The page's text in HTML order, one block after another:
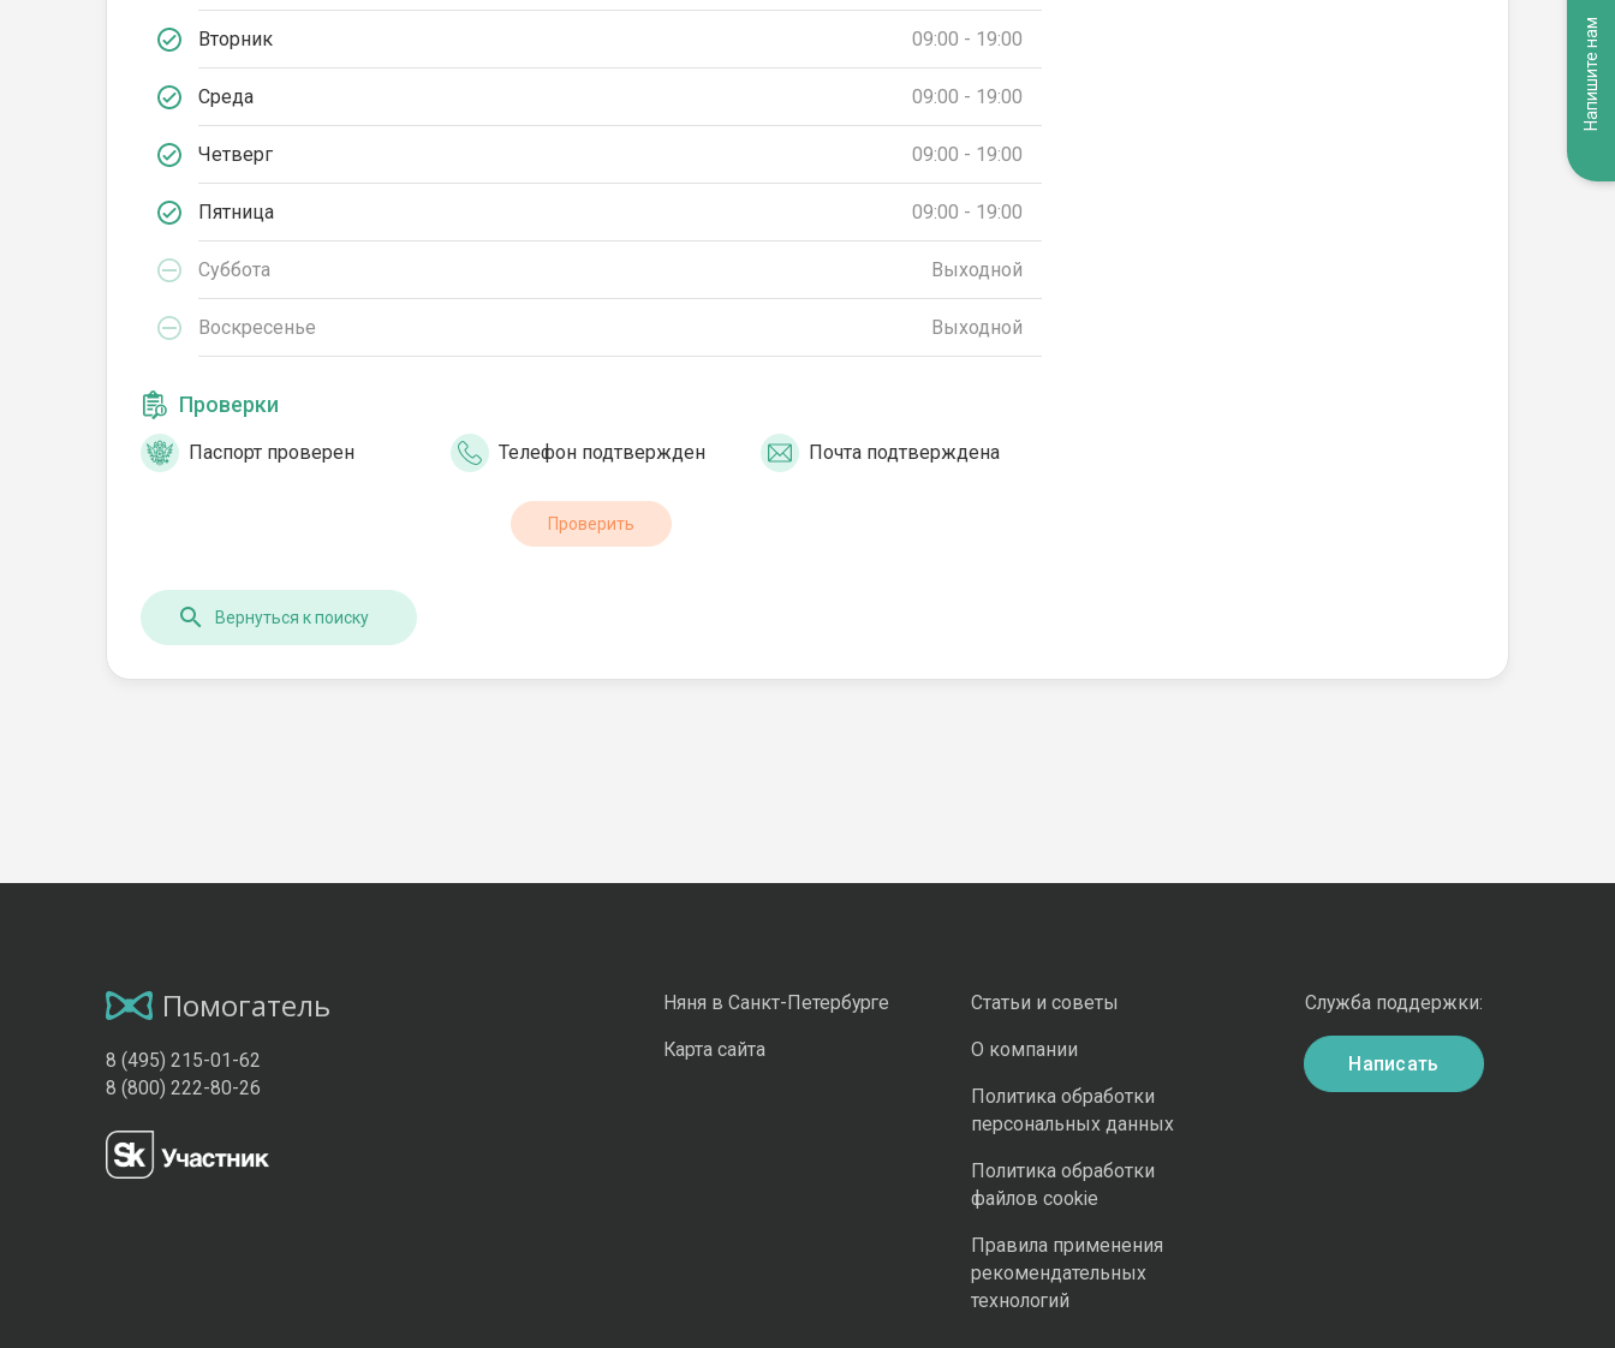
Вторник 09:00 - 19:00
Среда 09:00 - 19:00
Четверг 09:00 - 19:00
Пятница 09:00 - 19:00
Суббота Выходной
Воскресенье Выходной
Проверки
Паспорт проверен Телефон подтвержден Почта подтверждена
Проверить
Вернуться к поиску
Помогатель
8 (495) 215-01-62
8 (800) 222-80-26
Няня в Санкт-Петербурге
Карта сайта
Статьи и советы
О компании
Политика обработки
персональных данных
Политика обработки
файлов cookie
Правила применения
рекомендательных
технологий
Служба поддержки:
Написать
Напишите нам